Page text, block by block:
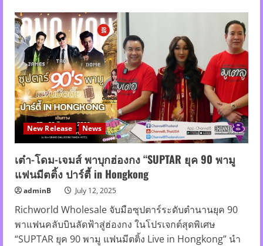
ยัง-
ไอซ์
พา
ริส
จับ
ไมค์
ต้อนรับ
ดี
ว่า
ระดับ
โลก!
เปิด
เวที
“Mariah
Carey:
The
of
MIMI
–
Live
in
Bangkok”
สุด
ยิ่ง
ใหญ่
11
ต.ค.
New Release News
เต๋า-โดม-เจมส์ พาบุกฮ่องกง “SUPTAR ยุค 90 พามู
แฟนมีตติ้ง ปาร์ตี้ in Hongkong
adminB July 12, 2025
Richworld Wholesale จับมือซุปตาร์ระดับตำนานยุค 90
พาแฟนคลับบินลัดฟ้าสู่ฮ่องกง ในโปรเจกต์สุดพิเศษ
“SUPTAR ยุค 90 พามู แฟนมีตติ้ง Live in Hongkong” นำ